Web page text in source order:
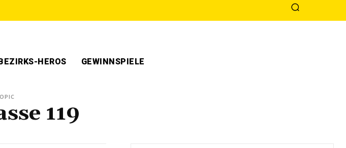
HEROS GEWINNSPIELE
119